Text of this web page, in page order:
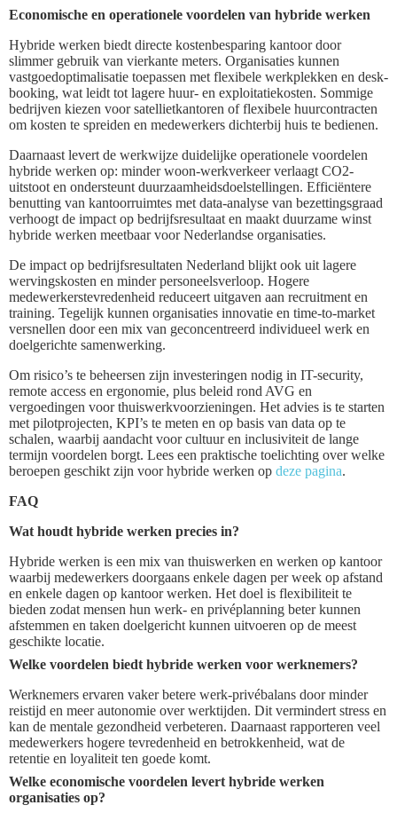
Economische en operationele voordelen van hybride werken
Hybride werken biedt directe kostenbesparing kantoor door
slimmer gebruik van vierkante meters. Organisaties kunnen
vastgoedoptimalisatie toepassen met flexibele werkplekken en desk-
booking, wat leidt tot lagere huur- en exploitatiekosten. Sommige
bedrijven kiezen voor satellietkantoren of flexibele huurcontracten
om kosten te spreiden en medewerkers dichterbij huis te bedienen.
Daarnaast levert de werkwijze duidelijke operationele voordelen
hybride werken op: minder woon-werkverkeer verlaagt CO2-
uitstoot en ondersteunt duurzaamheidsdoelstellingen. Efficiëntere
benutting van kantoorruimtes met data-analyse van bezettingsgraad
verhoogt de impact op bedrijfsresultaat en maakt duurzame winst
hybride werken meetbaar voor Nederlandse organisaties.
De impact op bedrijfsresultaten Nederland blijkt ook uit lagere
wervingskosten en minder personeelsverloop. Hogere
medewerkerstevredenheid reduceert uitgaven aan recruitment en
training. Tegelijk kunnen organisaties innovatie en time-to-market
versnellen door een mix van geconcentreerd individueel werk en
doelgerichte samenwerking.
Om risico’s te beheersen zijn investeringen nodig in IT-security,
remote access en ergonomie, plus beleid rond AVG en
vergoedingen voor thuiswerkvoorzieningen. Het advies is te starten
met pilotprojecten, KPI’s te meten en op basis van data op te
schalen, waarbij aandacht voor cultuur en inclusiviteit de lange
termijn voordelen borgt. Lees een praktische toelichting over welke
beroepen geschikt zijn voor hybride werken op deze pagina.
FAQ
Wat houdt hybride werken precies in?
Hybride werken is een mix van thuiswerken en werken op kantoor
waarbij medewerkers doorgaans enkele dagen per week op afstand
en enkele dagen op kantoor werken. Het doel is flexibiliteit te
bieden zodat mensen hun werk- en privéplanning beter kunnen
afstemmen en taken doelgericht kunnen uitvoeren op de meest
geschikte locatie.
Welke voordelen biedt hybride werken voor werknemers?
Werknemers ervaren vaker betere werk-privébalans door minder
reistijd en meer autonomie over werktijden. Dit vermindert stress en
kan de mentale gezondheid verbeteren. Daarnaast rapporteren veel
medewerkers hogere tevredenheid en betrokkenheid, wat de
retentie en loyaliteit ten goede komt.
Welke economische voordelen levert hybride werken
organisaties op?